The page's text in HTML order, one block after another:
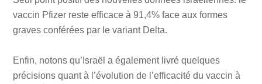
vaccin Pfizer reste efficace à 91,4% face aux formes
graves conférées par le variant Delta.
Enfin, notons qu’Israël a également livré quelques
précisions quant à l’évolution de l’efficacité du vaccin à